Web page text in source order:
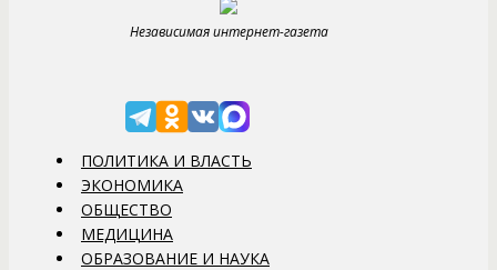
Независимая интернет-газета
ПОЛИТИКА И ВЛАСТЬ
ЭКОНОМИКА
ОБЩЕСТВО
МЕДИЦИНА
ОБРАЗОВАНИЕ И НАУКА